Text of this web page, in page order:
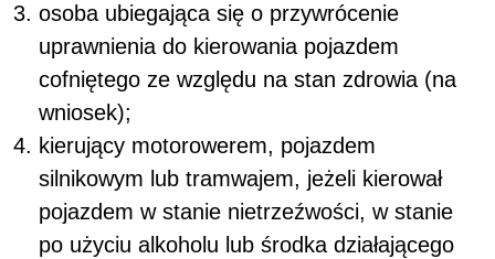
osoba ubiegająca się o przywrócenie
uprawnienia do kierowania pojazdem
cofniętego ze względu na stan zdrowia (na
wniosek);
kierujący motorowerem, pojazdem
silnikowym lub tramwajem, jeżeli kierował
pojazdem w stanie nietrzeźwości, w stanie
po użyciu alkoholu lub środka działającego